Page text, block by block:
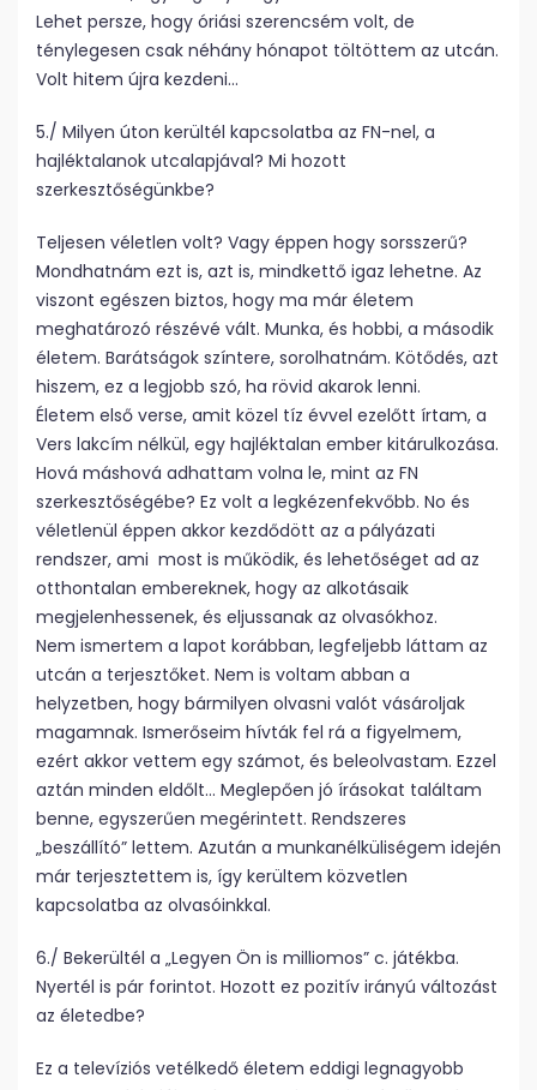
Lehet persze, hogy óriási szerencsém volt, de
ténylegesen csak néhány hónapot töltöttem az utcán.
Volt hitem újra kezdeni…
5./ Milyen úton kerültél kapcsolatba az FN-nel, a
hajléktalanok utcalapjával? Mi hozott
szerkesztőségünkbe?
Teljesen véletlen volt? Vagy éppen hogy sorsszerű?
Mondhatnám ezt is, azt is, mindkettő igaz lehetne. Az
viszont egészen biztos, hogy ma már életem
meghatározó részévé vált. Munka, és hobbi, a második
életem. Barátságok színtere, sorolhatnám. Kötődés, azt
hiszem, ez a legjobb szó, ha rövid akarok lenni.
Életem első verse, amit közel tíz évvel ezelőtt írtam, a
Vers lakcím nélkül, egy hajléktalan ember kitárulkozása.
Hová máshová adhattam volna le, mint az FN
szerkesztőségébe? Ez volt a legkézenfekvőbb. No és
véletlenül éppen akkor kezdődött az a pályázati
rendszer, ami most is működik, és lehetőséget ad az
otthontalan embereknek, hogy az alkotásaik
megjelenhessenek, és eljussanak az olvasókhoz.
Nem ismertem a lapot korábban, legfeljebb láttam az
utcán a terjesztőket. Nem is voltam abban a
helyzetben, hogy bármilyen olvasni valót vásároljak
magamnak. Ismerőseim hívták fel rá a figyelmem,
ezért akkor vettem egy számot, és beleolvastam. Ezzel
aztán minden eldőlt… Meglepően jó írásokat találtam
benne, egyszerűen megérintett. Rendszeres
„beszállító” lettem. Azután a munkanélküliségem idején
már terjesztettem is, így kerültem közvetlen
kapcsolatba az olvasóinkkal.
6./ Bekerültél a „Legyen Ön is milliomos” c. játékba.
Nyertél is pár forintot. Hozott ez pozitív irányú változást
az életedbe?
Ez a televíziós vetélkedő életem eddigi legnagyobb